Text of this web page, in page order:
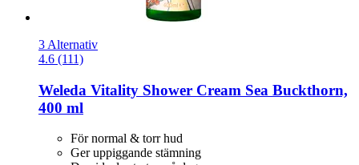
3 Alternativ
4.6 (111)
Weleda Vitality Shower Cream Sea Buckthorn,
400 ml
För normal & torr hud
Ger uppiggande stämning